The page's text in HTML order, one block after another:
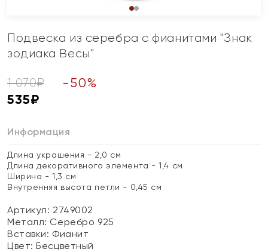
Подвеска из серебра с фианитами "Знак
зодиака Весы"
1 070₽ -50%
535₽
Информация
Длина украшения - 2,0 см
Длина декоративного элемента - 1,4 см
Ширина - 1,3 см
Внутренняя высота петли - 0,45 см
Артикул: 2749002
Металл: Серебро 925
Вставки: Фианит
Цвет:Бесцветный